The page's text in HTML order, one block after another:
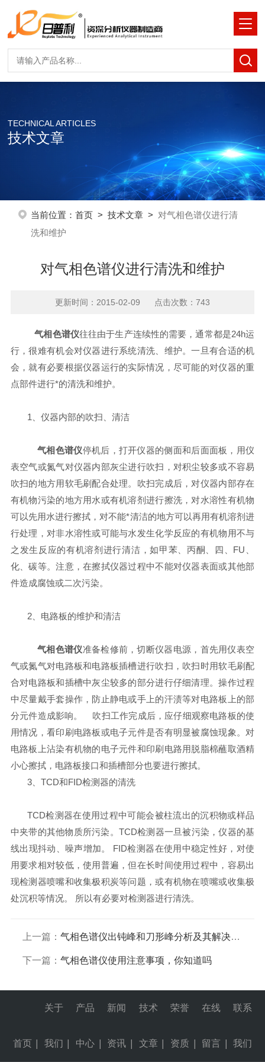
TECHNICAL ARTICLES
技术文章
当前位置： 首页> 技术文章> 对气相色谱仪进行清
洗和维护
对气相色谱仪进行清洗和维护
更新时间：2015-02-09 点击次数：743
气相色谱仪往往由于生产连续性的需要，通常都是24h运
行，很难有机会对仪器进行系统清洗、维护。一旦有合适的机
会，就有必要根据仪器运行的实际情况，尽可能的对仪器的重
点部件进行*的清洗和维护。
1、仪器内部的吹扫、清洁
气相色谱仪停机后，打开仪器的侧面和后面面板，用仪
表空气或氮气对仪器内部灰尘进行吹扫，对积尘较多或不容易
吹扫的地方用软毛刷配合处理。吹扫完成后，对仪器内部存在
有机物污染的地方用水或有机溶剂进行擦洗，对水溶性有机物
可以先用水进行擦拭，对不能*清洁的地方可以再用有机溶剂进
行处理，对非水溶性或可能与水发生化学反应的有机物用不与
之发生反应的有机溶剂进行清洁，如甲苯、丙酮、四、FU、
化、碳等。注意，在擦拭仪器过程中不能对仪器表面或其他部
件造成腐蚀或二次污染。
2、电路板的维护和清洁
气相色谱仪准备检修前，切断仪器电源，首先用仪表空
气或氮气对电路板和电路板插槽进行吹扫，吹扫时用软毛刷配
合对电路板和插槽中灰尘较多的部分进行仔细清理。操作过程
中尽量戴手套操作，防止静电或手上的汗渍等对电路板上的部
分元件造成影响。 吹扫工作完成后，应仔细观察电路板的使
用情况，看印刷电路板或电子元件是否有明显被腐蚀现象。对
电路板上沾染有机物的电子元件和印刷电路用脱脂棉蘸取酒精
小心擦拭，电路板接口和插槽部分也要进行擦拭。
3、TCD和FID检测器的清洗
TCD检测器在使用过程中可能会被柱流出的沉积物或样品
中夹带的其他物质所污染。TCD检测器一旦被污染，仪器的基
线出现抖动、噪声增加。 FID检测器在使用中稳定性好，对使
用要求相对较低，使用普遍，但在长时间使用过程中，容易出
现检测器喷嘴和收集极积炭等问题，或有机物在喷嘴或收集极
处沉积等情况。 所以有必要对检测器进行清洗。
上一篇： 气相色谱仪出钝峰和刀形峰分析及其解决办法
下一篇： 气相色谱仪使用注意事项，你知道吗
首页
关于
我们
产品
中心
新闻
资讯
技术
文章
荣誉
资质
在线
留言
联系
我们